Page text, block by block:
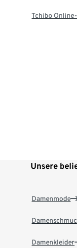
Tchibo
Unsere
Damenmode
Damenkleider